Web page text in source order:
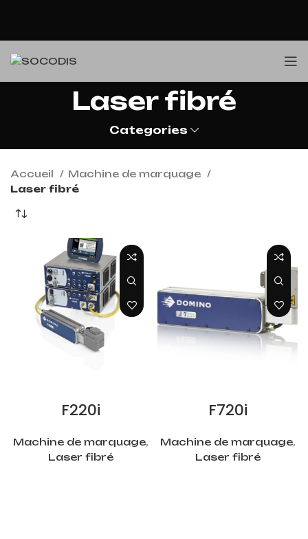
Laser fibré
Categories
Accueil
Machine de marquage
Laser fibré
F220i
Machine de marquage,
Laser fibré
F720i
Machine de marquage,
Laser fibré